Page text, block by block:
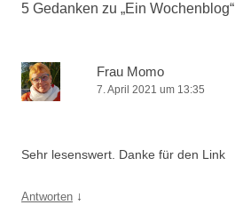
5 Gedanken zu „Ein Wochenblog“
Frau Momo
7. April 2021 um 13:35
Sehr lesenswert. Danke für den Link
Antworten ↓